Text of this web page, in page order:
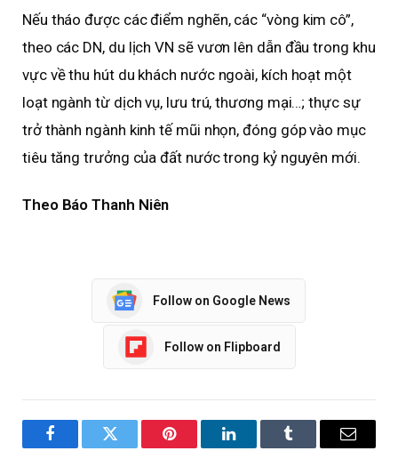
Nếu tháo được các điểm nghẽn, các “vòng kim cô”,
theo các DN, du lịch VN sẽ vươn lên dẫn đầu trong khu
vực về thu hút du khách nước ngoài, kích hoạt một
loạt ngành từ dịch vụ, lưu trú, thương mại…; thực sự
trở thành ngành kinh tế mũi nhọn, đóng góp vào mục
tiêu tăng trưởng của đất nước trong kỷ nguyên mới.
Theo Báo Thanh Niên
Follow on Google News
Follow on Flipboard
FacebookTwitter Pinterest LinkedInTumblr Email